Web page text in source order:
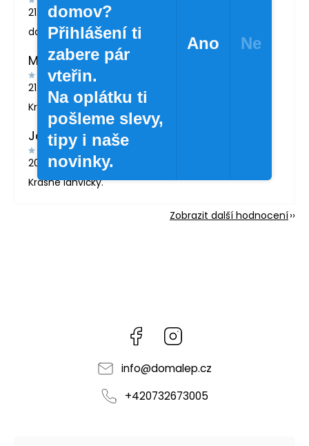
21.5.2026
doporučuji
MARTINA LONDINOVÁ
21.5.2026
Krásné zboží
Jana Svatošová
20.4.2026
Krásné lahvičky.
Zobrazit další hodnocení
Facebook
info@domalep.cz
+420732673005
domov?
Přihlášení ti
zabere pár
vteřin.
Na oplátku ti
pošleme slevy,
tipy i naše
novinky.
Ano Ne